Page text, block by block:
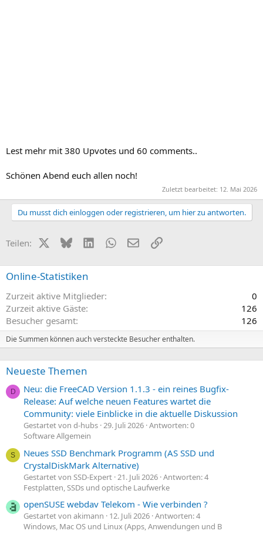
Lest mehr mit 380 Upvotes und 60 comments..
Schönen Abend euch allen noch!
Zuletzt bearbeitet: 12. Mai 2026
Du musst dich einloggen oder registrieren, um hier zu antworten.
Teilen: X (Twitter)
BlueskyLinkedInWhatsApp
E-MailLink
Online-Statistiken
Zurzeit aktive Mitglieder
0
Zurzeit aktive Gäste
126
Besucher gesamt
126
Die Summen können auch versteckte Besucher enthalten.
Neueste Themen
D
Neu: die FreeCAD Version 1.1.3 - ein reines Bugfix-
Release: Auf welche neuen Features wartet die
Community: viele Einblicke in die aktuelle Diskussion
Gestartet von d-hubs 29. Juli 2026 Antworten: 0
Software Allgemein
S
Neues SSD Benchmark Programm (AS SSD und
CrystalDiskMark Alternative)
Gestartet von SSD-Expert 21. Juli 2026 Antworten: 4
Festplatten, SSDs und optische Laufwerke
openSUSE webdav Telekom - Wie verbinden ?
Gestartet von akimann 12. Juli 2026 Antworten: 4
Windows, Mac OS und Linux (Apps, Anwendungen und B